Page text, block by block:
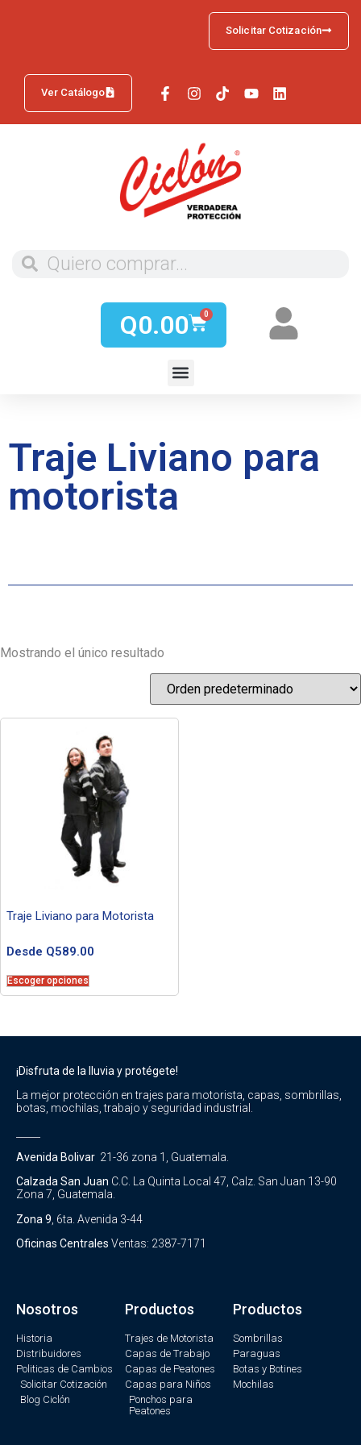
Ver Catálogo
Solicitar Cotización
Q0.00 0
Traje Liviano para
motorista
Mostrando el único resultado
Traje Liviano para Motorista
Desde Q589.00
Escoger opciones
¡Disfruta de la lluvia y protégete!
La mejor protección en trajes para motorista, capas, sombrillas,
botas, mochilas, trabajo y seguridad industrial.
Avenida Bolivar 21-36 zona 1, Guatemala.
Calzada San Juan C.C. La Quinta Local 47, Calz. San Juan 13-90
Zona 7, Guatemala.
Zona 9 , 6ta. Avenida 3-44
Oficinas Centrales Ventas: 2387-7171
Nosotros
Historia
Distribuidores
Politicas de Cambios
Solicitar Cotización
Blog Ciclón
Productos
Trajes de Motorista
Capas de Trabajo
Capas de Peatones
Capas para Niños
Ponchos para
Peatones
Productos
Sombrillas
Paraguas
Botas y Botines
Mochilas